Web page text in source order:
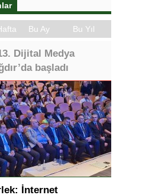
Bu Ay Bu Yıl
Dijital Medya
başladı
İnternet